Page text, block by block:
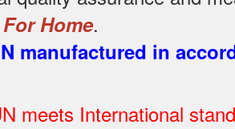
Home.
manufactured in
meets International